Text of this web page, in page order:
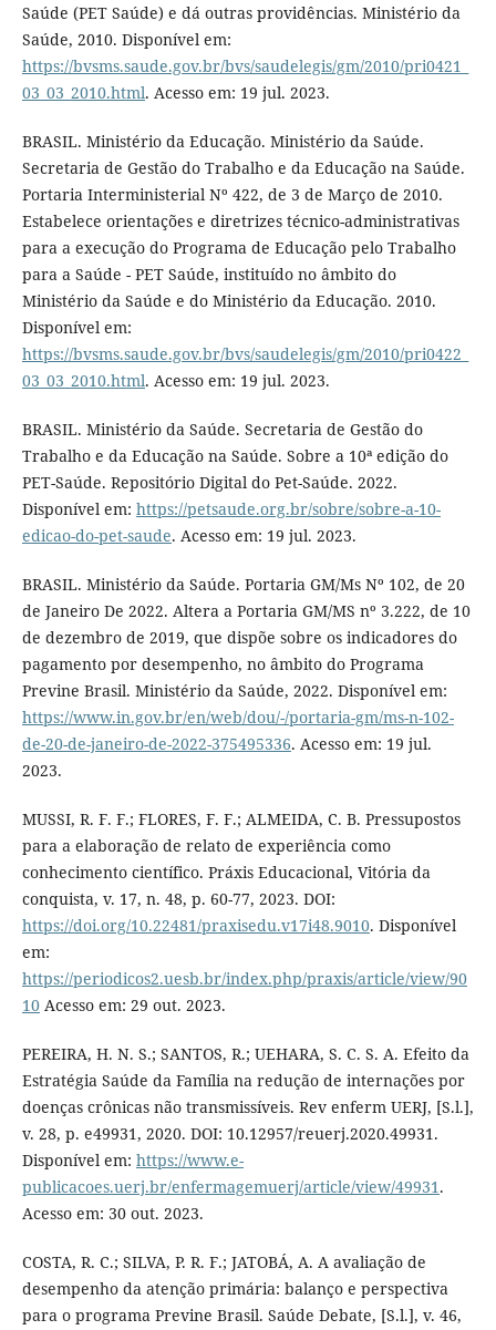
Saúde (PET Saúde) e dá outras providências. Ministério da
Saúde, 2010. Disponível em:
https://bvsms.saude.gov.br/bvs/saudelegis/gm/2010/pri0421_
03_03_2010.html. Acesso em: 19 jul. 2023.
BRASIL. Ministério da Educação. Ministério da Saúde.
Secretaria de Gestão do Trabalho e da Educação na Saúde.
Portaria Interministerial Nº 422, de 3 de Março de 2010.
Estabelece orientações e diretrizes técnico-administrativas
para a execução do Programa de Educação pelo Trabalho
para a Saúde - PET Saúde, instituído no âmbito do
Ministério da Saúde e do Ministério da Educação. 2010.
Disponível em:
https://bvsms.saude.gov.br/bvs/saudelegis/gm/2010/pri0422_
03_03_2010.html. Acesso em: 19 jul. 2023.
BRASIL. Ministério da Saúde. Secretaria de Gestão do
Trabalho e da Educação na Saúde. Sobre a 10ª edição do
PET-Saúde. Repositório Digital do Pet-Saúde. 2022.
Disponível em: https://petsaude.org.br/sobre/sobre-a-10-
edicao-do-pet-saude. Acesso em: 19 jul. 2023.
BRASIL. Ministério da Saúde. Portaria GM/Ms Nº 102, de 20
de Janeiro De 2022. Altera a Portaria GM/MS nº 3.222, de 10
de dezembro de 2019, que dispõe sobre os indicadores do
pagamento por desempenho, no âmbito do Programa
Previne Brasil. Ministério da Saúde, 2022. Disponível em:
https://www.in.gov.br/en/web/dou/-/portaria-gm/ms-n-102-
de-20-de-janeiro-de-2022-375495336. Acesso em: 19 jul.
2023.
MUSSI, R. F. F.; FLORES, F. F.; ALMEIDA, C. B. Pressupostos
para a elaboração de relato de experiência como
conhecimento científico. Práxis Educacional, Vitória da
conquista, v. 17, n. 48, p. 60-77, 2023. DOI:
https://doi.org/10.22481/praxisedu.v17i48.9010. Disponível
em:
https://periodicos2.uesb.br/index.php/praxis/article/view/90
10Acesso em: 29 out. 2023.
PEREIRA, H. N. S.; SANTOS, R.; UEHARA, S. C. S. A. Efeito da
Estratégia Saúde da Família na redução de internações por
doenças crônicas não transmissíveis. Rev enferm UERJ, [S.l.],
v. 28, p. e49931, 2020. DOI: 10.12957/reuerj.2020.49931.
Disponível em: https://www.e-
publicacoes.uerj.br/enfermagemuerj/article/view/49931.
Acesso em: 30 out. 2023.
COSTA, R. C.; SILVA, P. R. F.; JATOBÁ, A. A avaliação de
desempenho da atenção primária: balanço e perspectiva
para o programa Previne Brasil. Saúde Debate, [S.l.], v. 46,